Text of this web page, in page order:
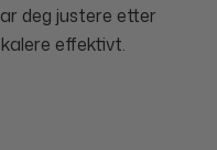
deg justere etter
effektivt.